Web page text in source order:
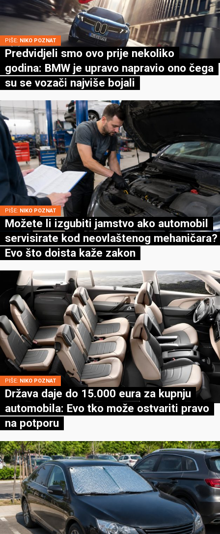
PIŠE: NIKO POZNAT
Predvidjeli smo ovo prije nekoliko
godina: BMW je upravo napravio ono čega
su se vozači najviše bojali
PIŠE: NIKO POZNAT
Možete li izgubiti jamstvo ako automobil
servisirate kod neovlaštenog mehaničara?
Evo što doista kaže zakon
PIŠE: NIKO POZNAT
Država daje do 15.000 eura za kupnju
automobila: Evo tko može ostvariti pravo
na potporu